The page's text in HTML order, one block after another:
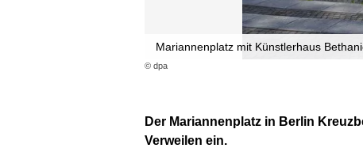
© dpa
Mariannenplatz mit Künstlerhaus
Der Mariannenplatz in Berlin
Verweilen ein.